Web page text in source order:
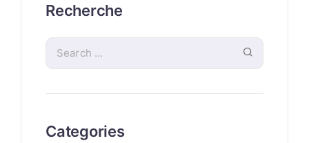
Recherche
Categories